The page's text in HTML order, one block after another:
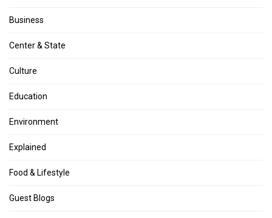
Business
Center & State
Culture
Education
Environment
Explained
Food & Lifestyle
Guest Blogs